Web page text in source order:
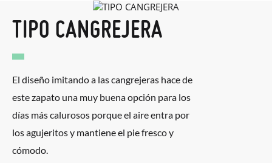
TIPO CANGREJERA
El diseño imitando a las cangrejeras hace de
este zapato una muy buena opción para los
días más calurosos porque el aire entra por
los agujeritos y mantiene el pie fresco y
cómodo.